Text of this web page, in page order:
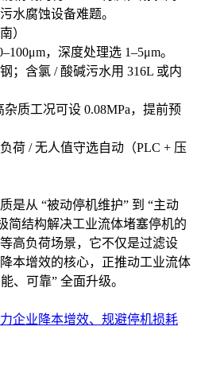
水腐蚀设备难题。
）
，深度处理选 1–5μm。
；含氯 / 酸碱污水用 316L 或内
质工况可设 0.08MPa，提前预
荷 / 无人值守选自动（PLC + 压
是从 “被动停机维护” 到 “主动
简结构解决工业流体堵塞停机的
高负荷场景，它不仅是过滤设
本增效的核心，正推动工业流体
、可靠” 全面升级。
企业降本增效、规避停机损耗